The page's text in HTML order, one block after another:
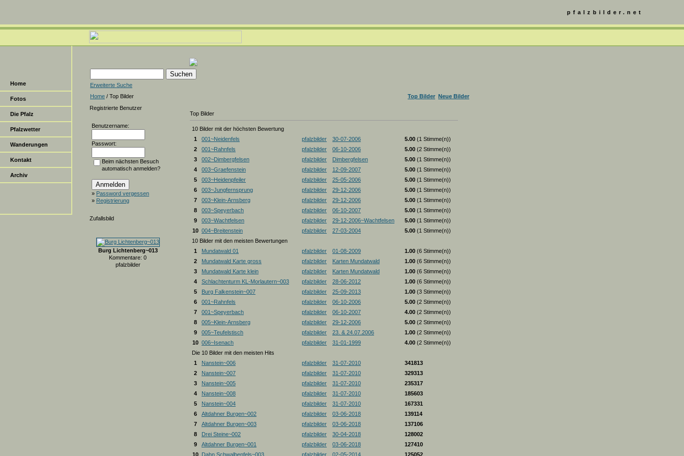
Home
Fotos
Die Pfalz
Pfalzwetter
Wanderungen
Kontakt
Archiv
pfalzbilder.net
Erweiterte Suche
Home / Top Bilder Top Bilder Neue Bilder
Registrierte Benutzer
Benutzername:
Passwort:
Beim nächsten Besuch
automatisch anmelden?
» Password vergessen
» Registrierung
Zufallsbild
Burg Lichtenberg~013
Kommentare: 0
pfalzbilder
Top Bilder
10 Bilder mit der höchsten Bewertung
1
001~Neidenfels pfalzbilder 30-07-2006 5.00 (1 Stimme(n))
2
001~Rahnfels pfalzbilder 06-10-2006 5.00 (2 Stimme(n))
3
002~Dimbergfelsen pfalzbilder Dimbergfelsen 5.00 (1 Stimme(n))
4
003~Graefenstein pfalzbilder 12-09-2007 5.00 (1 Stimme(n))
5
003~Heidenpfeiler pfalzbilder 25-05-2006 5.00 (1 Stimme(n))
6
003~Jungfernsprung pfalzbilder 29-12-2006 5.00 (1 Stimme(n))
7
003~Klein-Arnsberg pfalzbilder 29-12-2006 5.00 (1 Stimme(n))
8
003~Speyerbach pfalzbilder 06-10-2007 5.00 (1 Stimme(n))
9
003~Wachtfelsen pfalzbilder 29-12-2006~Wachtfelsen 5.00 (1 Stimme(n))
10 004~Breitenstein pfalzbilder 27-03-2004 5.00 (1 Stimme(n))
10 Bilder mit den meisten Bewertungen
1
Mundatwald 01 pfalzbilder 01-08-2009 1.00 (6 Stimme(n))
2
Mundatwald Karte gross pfalzbilder Karten Mundatwald 1.00 (6 Stimme(n))
3
Mundatwald Karte klein pfalzbilder Karten Mundatwald 1.00 (6 Stimme(n))
4
Schlachtenturm KL-Morlautern~003 pfalzbilder 28-06-2012 1.00 (6 Stimme(n))
5
Burg Falkenstein~007 pfalzbilder 25-09-2013 1.00 (3 Stimme(n))
6
001~Rahnfels pfalzbilder 06-10-2006 5.00 (2 Stimme(n))
7
001~Speyerbach pfalzbilder 06-10-2007 4.00 (2 Stimme(n))
8
005~Klein-Arnsberg pfalzbilder 29-12-2006 5.00 (2 Stimme(n))
9
005~Teufelstisch pfalzbilder 23. & 24.07.2006 1.00 (2 Stimme(n))
10 006~Isenach pfalzbilder 31-01-1999 4.00 (2 Stimme(n))
Die 10 Bilder mit den meisten Hits
1
Nanstein~006 pfalzbilder 31-07-2010
341813
2
Nanstein~007 pfalzbilder 31-07-2010
329313
3
Nanstein~005 pfalzbilder 31-07-2010
235317
4
Nanstein~008 pfalzbilder 31-07-2010
185603
5
Nanstein~004 pfalzbilder 31-07-2010
167331
6
Altdahner Burgen~002 pfalzbilder 03-06-2018
139114
7
Altdahner Burgen~003 pfalzbilder 03-06-2018
137106
8
Drei Steine~002 pfalzbilder 30-04-2018
128002
9
Altdahner Burgen~001 pfalzbilder 03-06-2018
127410
10
Dahn Schwalbenfels~003 pfalzbilder 02-05-2014 125052